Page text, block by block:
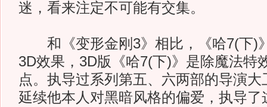
迷，看来注定不可能有交集。
和《变形金刚3》相比，《哈7(下)
3D效果，3D版《哈7(下)》是除魔法特
点。执导过系列第五、六两部的导演大
延续他本人对黑暗风格的偏爱，执导了